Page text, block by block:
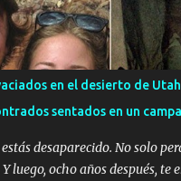
en el desierto de
sentados en un
desaparecido. No solo
luego, ocho años después, te